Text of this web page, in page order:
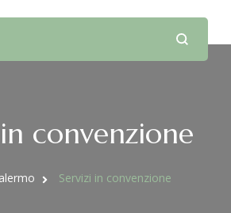
convenzione
Servizi in convenzione